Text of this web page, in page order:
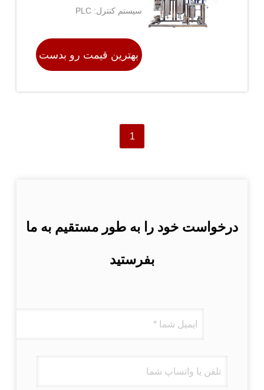
مایع
سیستم کنترل: PLC
بهترین قیمت رو بدست
1
درخواست خود را به طور مستقیم به ما
بفرستید